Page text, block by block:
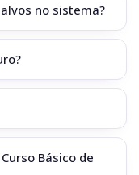
no sistema?
Básico de